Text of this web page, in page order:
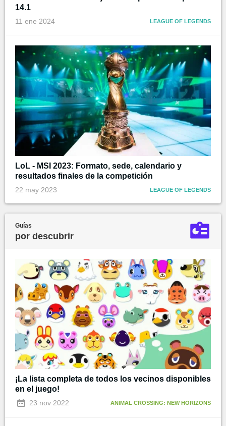
14.1
11 ene 2024 LEAGUE OF LEGENDS
LoL - MSI 2023: Formato, sede, calendario y
resultados finales de la competición
22 may 2023 LEAGUE OF LEGENDS
Guías
por descubrir
¡La lista completa de todos los vecinos disponibles
en el juego!
23 nov 2022 ANIMAL CROSSING: NEW HORIZONS